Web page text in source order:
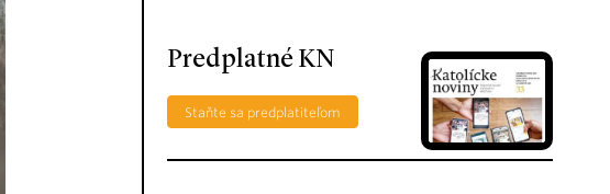
Predplatné KN
Staňte sa predplatiteľom